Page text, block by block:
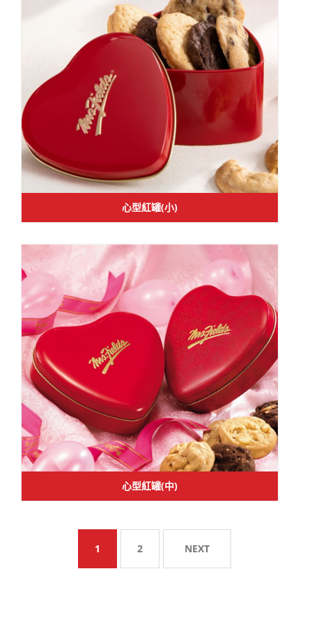
心型紅罐(小)
心型紅罐(中)
1 2 NEXT